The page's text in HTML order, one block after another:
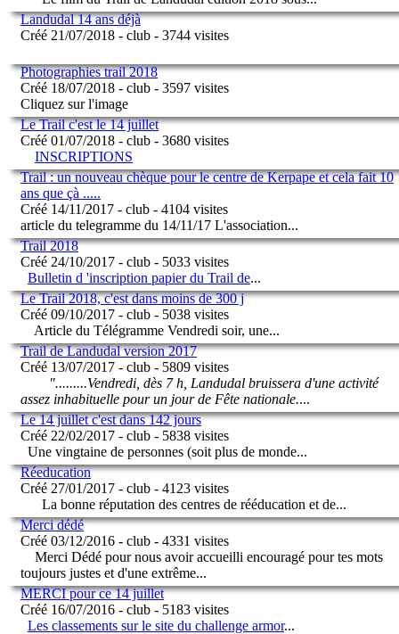
Landudal 14 ans déjà
Créé 21/07/2018 - club - 3744 visites
Photographies trail 2018
Créé 18/07/2018 - club - 3597 visites
Cliquez sur l'image
Le Trail c'est le 14 juillet
Créé 01/07/2018 - club - 3680 visites
INSCRIPTIONS
Trail : un nouveau chèque pour le centre de Kerpape et cela fait 10
ans que çà .....
Créé 14/11/2017 - club - 4104 visites
article du telegramme du 14/11/17 L'association...
Trail 2018
Créé 24/10/2017 - club - 5033 visites
Bulletin d 'inscription papier du Trail de...
Le Trail 2018, c'est dans moins de 300 j
Créé 09/10/2017 - club - 5038 visites
Article du Télégramme Vendredi soir, une...
Trail de Landudal version 2017
Créé 13/07/2017 - club - 5809 visites
".........Vendredi, dès 7 h, Landudal bruissera d'une activité
assez inhabituelle pour un jour de Fête nationale....
Le 14 juillet c'est dans 142 jours
Créé 22/02/2017 - club - 5838 visites
Une vingtaine de personnes (soit plus de monde...
Réeducation
Créé 27/01/2017 - club - 4123 visites
La bonne réputation des centres de rééducation et de...
Merci dédé
Créé 03/12/2016 - club - 4331 visites
Merci Dédé pour nous avoir accueilli encouragé pour tes mots
toujours justes et d'une extrême...
MERCI pour ce 14 juillet
Créé 16/07/2016 - club - 5183 visites
Les classements sur le site du challenge armor...